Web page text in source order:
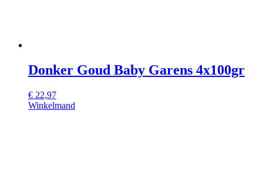
Donker Goud Baby Garens 4x100gr
€ 22,97
Winkelmand